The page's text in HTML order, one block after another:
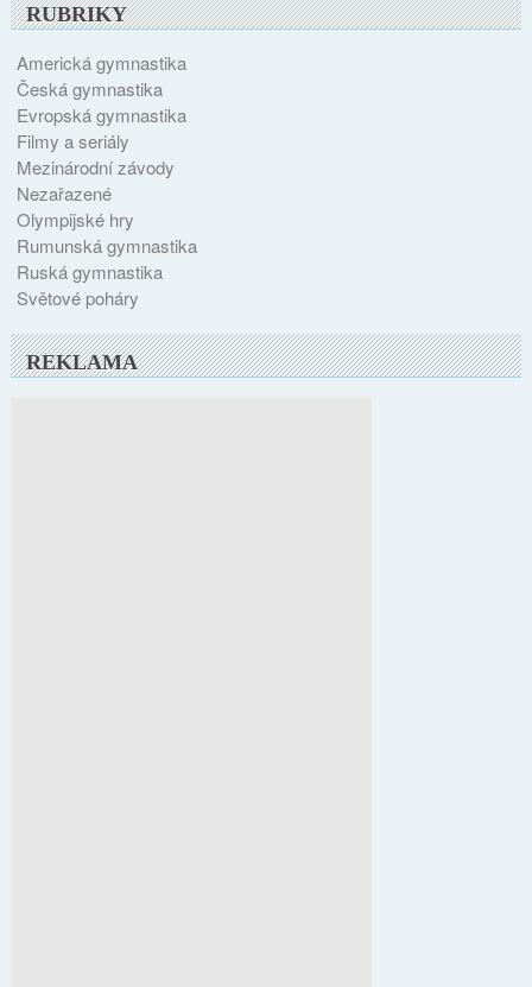
RUBRIKY
Americká gymnastika
Česká gymnastika
Evropská gymnastika
Filmy a seriály
Mezinárodní závody
Nezařazené
Olympijské hry
Rumunská gymnastika
Ruská gymnastika
Světové poháry
REKLAMA